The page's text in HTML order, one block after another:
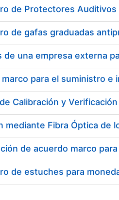
Ezkutatu
para el suministro
de estuches para